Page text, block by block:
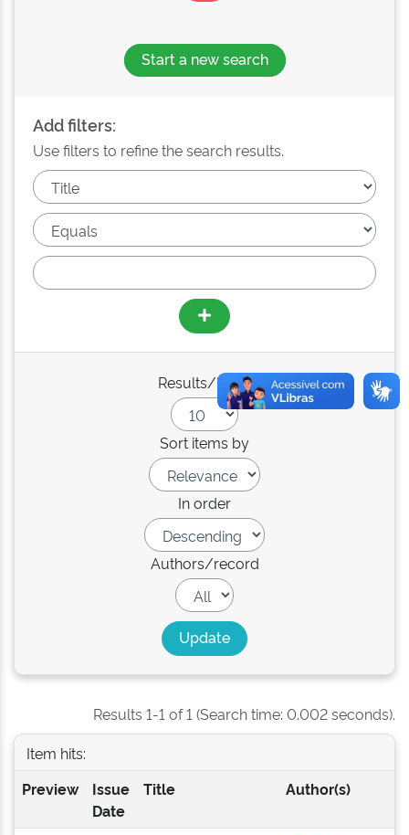
Start a new search
Add filters:
Use filters to refine the search results.
Results/Page
Sort items by
In order
Authors/record
Results 1-1 of 1 (Search time: 0.002 seconds).
Item hits:
Preview
Issue
Date
Title Author(s)